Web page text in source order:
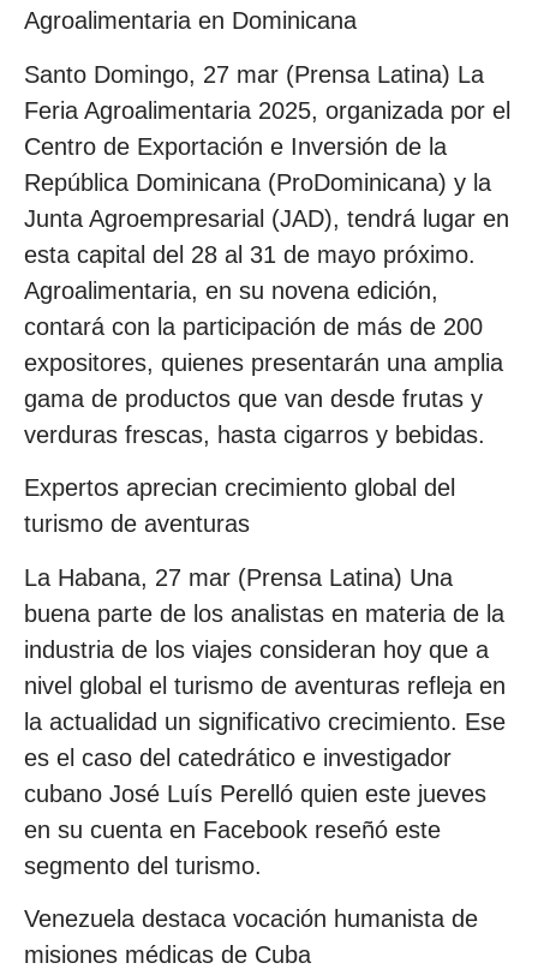
Agroalimentaria en Dominicana
Santo Domingo, 27 mar (Prensa Latina) La
Feria Agroalimentaria 2025, organizada por el
Centro de Exportación e Inversión de la
República Dominicana (ProDominicana) y la
Junta Agroempresarial (JAD), tendrá lugar en
esta capital del 28 al 31 de mayo próximo.
Agroalimentaria, en su novena edición,
contará con la participación de más de 200
expositores, quienes presentarán una amplia
gama de productos que van desde frutas y
verduras frescas, hasta cigarros y bebidas.
Expertos aprecian crecimiento global del
turismo de aventuras
La Habana, 27 mar (Prensa Latina) Una
buena parte de los analistas en materia de la
industria de los viajes consideran hoy que a
nivel global el turismo de aventuras refleja en
la actualidad un significativo crecimiento. Ese
es el caso del catedrático e investigador
cubano José Luís Perelló quien este jueves
en su cuenta en Facebook reseñó este
segmento del turismo.
Venezuela destaca vocación humanista de
misiones médicas de Cuba